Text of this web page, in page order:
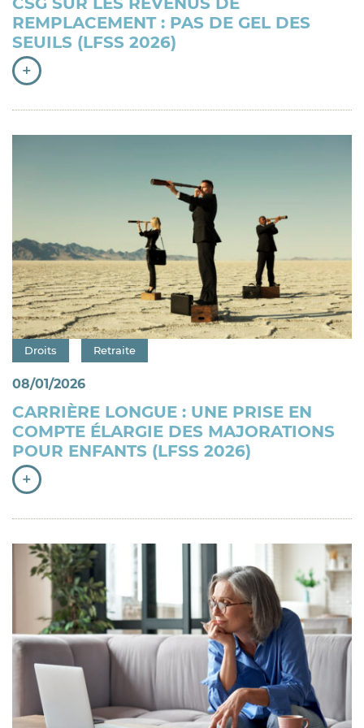
REMPLACEMENT : PAS DE GEL DES
SEUILS (LFSS 2026)
+
Catégorie : "
Droits Retraite
08/01/2026
CARRIÈRE LONGUE : UNE PRISE EN
COMPTE ÉLARGIE DES MAJORATIONS
POUR ENFANTS (LFSS 2026)
+